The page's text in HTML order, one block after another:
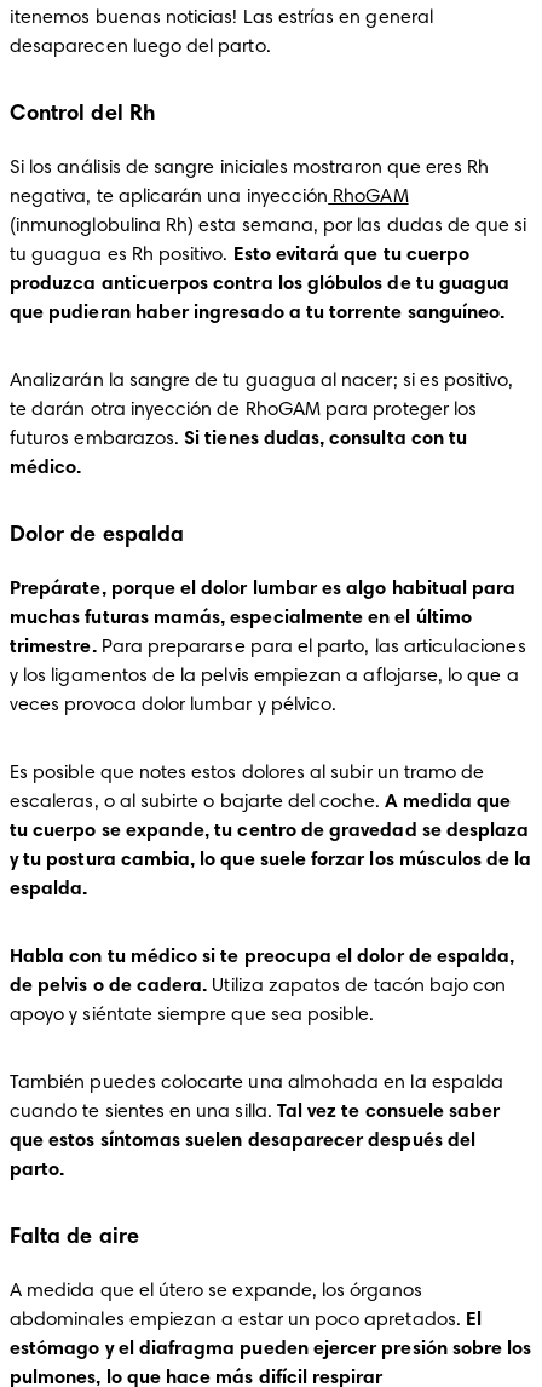
¡tenemos buenas noticias! Las estrías en general
desaparecen luego del parto.
Control del Rh
Si los análisis de sangre iniciales mostraron que eres Rh
negativa, te aplicarán una inyección RhoGAM
(inmunoglobulina Rh) esta semana, por las dudas de que si
tu guagua es Rh positivo. Esto evitará que tu cuerpo
produzca anticuerpos contra los glóbulos de tu guagua
que pudieran haber ingresado a tu torrente sanguíneo.
Analizarán la sangre de tu guagua al nacer; si es positivo,
te darán otra inyección de RhoGAM para proteger los
futuros embarazos. Si tienes dudas, consulta con tu
médico.
Dolor de espalda
Prepárate, porque el dolor lumbar es algo habitual para
muchas futuras mamás, especialmente en el último
trimestre. Para prepararse para el parto, las articulaciones
y los ligamentos de la pelvis empiezan a aflojarse, lo que a
veces provoca dolor lumbar y pélvico.
Es posible que notes estos dolores al subir un tramo de
escaleras, o al subirte o bajarte del coche. A medida que
tu cuerpo se expande, tu centro de gravedad se desplaza
y tu postura cambia, lo que suele forzar los músculos de la
espalda.
Habla con tu médico si te preocupa el dolor de espalda,
de pelvis o de cadera. Utiliza zapatos de tacón bajo con
apoyo y siéntate siempre que sea posible.
También puedes colocarte una almohada en la espalda
cuando te sientes en una silla. Tal vez te consuele saber
que estos síntomas suelen desaparecer después del
parto.
Falta de aire
A medida que el útero se expande, los órganos
abdominales empiezan a estar un poco apretados. El
estómago y el diafragma pueden ejercer presión sobre los
pulmones, lo que hace más difícil respirar